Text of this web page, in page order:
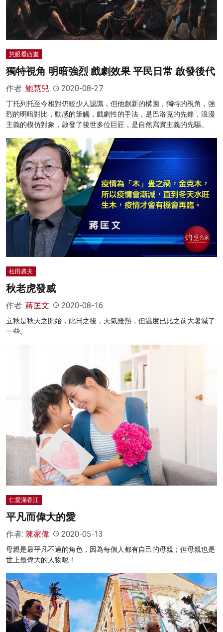
慧眼看西畫
獨特視角 明暗強烈 戲劇效果 平民日常 啟發後代
作者: 鮑慧兒 2020-08-27
丁托列托至今相對仍較少人認識，但他創新的構圖，獨特的視角，強
烈的明暗對比，動感的筆觸，戲劇性的手法，是巴洛克的先鋒，浪漫
主義的模仿對象，啟發了後世多位巨匠，是自然寫實主義的先驅。
杜田農夫
秋老虎發威
作者: 蔣匡文 2020-08-16
立秋是秋天之開始，此日之後，天氣雖熱，但温度已比之前大暑減了
一些。
仁愛滿香江
平凡而偉大的愛
作者: 陳家偉 2020-05-13
母親是最平凡不過的角色，因為每個人都有自己的母親；但母親也是
世上最偉大的人物呢！